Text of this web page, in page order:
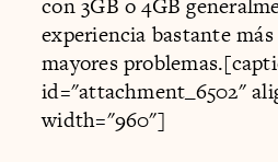
con 3GB o 4GB
experiencia bastante
mayores
id="attachment_6502"
width="960"]